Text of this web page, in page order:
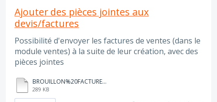
Ajouter des pièces jointes aux
devis/factures
Possibilité d'envoyer les factures de ventes (dans le
module ventes) à la suite de leur création, avec des
pièces jointes
BROUILLON%20FACTURE%20TEST%20DEXT.pdf
289 KB